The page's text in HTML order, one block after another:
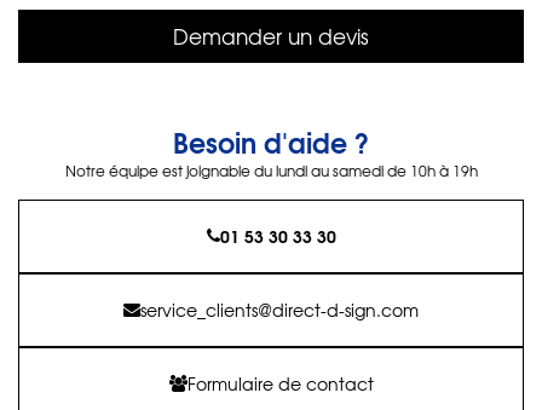
Demander un devis
Besoin d'aide ?
Notre équipe est joignable du lundi au samedi de 10h à 19h
01 53 30 33 30
service_clients@direct-d-sign.com
Formulaire de contact